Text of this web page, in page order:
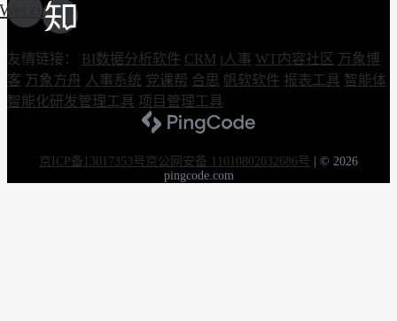
Weixin
友情链接： BI数据分析软件 CRM i人事 WT内容社区 万象博
客 万象方舟 人事系统 党课帮 合思 帆软软件 报表工具 智能体
智能化研发管理工具 项目管理工具
京ICP备13017353号京公网安备 11010802032686号
© 2026
pingcode.com